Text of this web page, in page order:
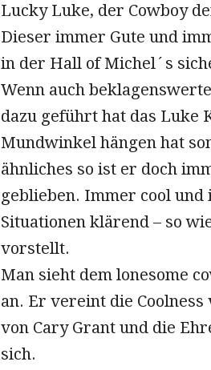
Lucky Luke, der Cowboy
Dieser immer Gute und
in der Hall of Michel´s
Wenn auch
dazu geführt hat das Luke
Mundwinkel hängen hat
ähnliches so ist er doch
geblieben. Immer cool
Situationen klärend – so
vorstellt.
Man sieht dem lonesome
an. Er vereint die
von Cary Grant und die
sich.